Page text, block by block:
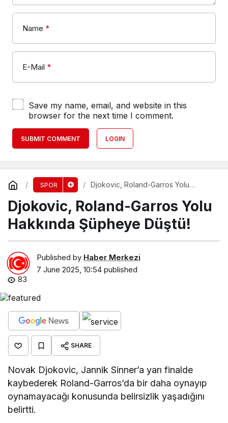
Name *
E-Mail *
Save my name, email, and website in this
browser for the next time I comment.
SUBMIT COMMENT LOGIN
SPOR
Djokovic, Roland-Garros Yolu
Djokovic, Roland-Garros Yolu
Hakkında Şüpheye Düştü!
Published by Haber Merkezi
7 June 2025, 10:54 published
83
SHARE
Novak Djokovic, Jannik Sinner’a yarı finalde
kaybederek Roland-Garros’da bir daha oynayıp
oynamayacağı konusunda belirsizlik yaşadığını
belirtti.